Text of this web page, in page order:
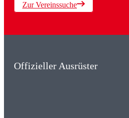
Zur Vereinssuche
Offizieller Ausrüster